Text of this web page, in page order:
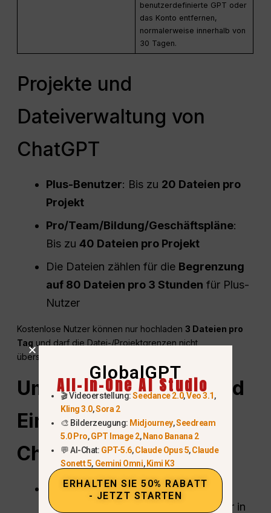
benutzerdefinierte GPT oder
das Konto entfernen,
normalerweise innerhalb von
30 Tagen.
Projekte und
Dateiverwaltung von
ChatGPT
Plus-Benutzer: Bis zu 20 Dateien pro
Projekt
Pro/Team/Bildung/Geschäftspläne:
Bis zu40 Dateien pro Projekt
Die Dateien zählen für die Begrenzung
auf 80 Dateien pro 3 Stunden für Plus-
Nutzer
Kostenlose Nutzer können nur hochladen3 Dateien pro
Tag und darf die Datei-/Projektgrenzen nicht
überschreiten.
Umgang mit Bildern und
EingebettetMedien in
ChatGPT
Plus & kostenlose Nutzer: Nur
Textextraktion wird unterstützt; Bilder in
GlobalGPT
All-In-One AI Studio
🎬 Videoerstellung:Seedance 2.0,Veo 3.1,
Kling 3.0,Sora 2
🎨 Bilderzeugung: Midjourney,Seedream
5.0 Pro,GPT Image 2,Nano Banana 2
💬 AI-Chat: GPT-5.6,Claude Opus 5,Claude
Sonett 5, Gemini Omni,Kimi K3
ERHALTEN SIE 50% RABATT
- JETZT STARTEN